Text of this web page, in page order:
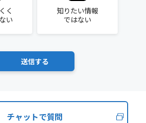
く
い
知りたい情報
ではない
チャットで質問